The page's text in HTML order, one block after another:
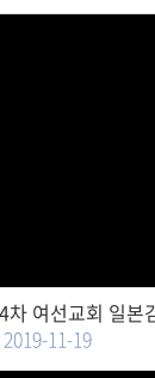
여선교회 일본
2019-11-19